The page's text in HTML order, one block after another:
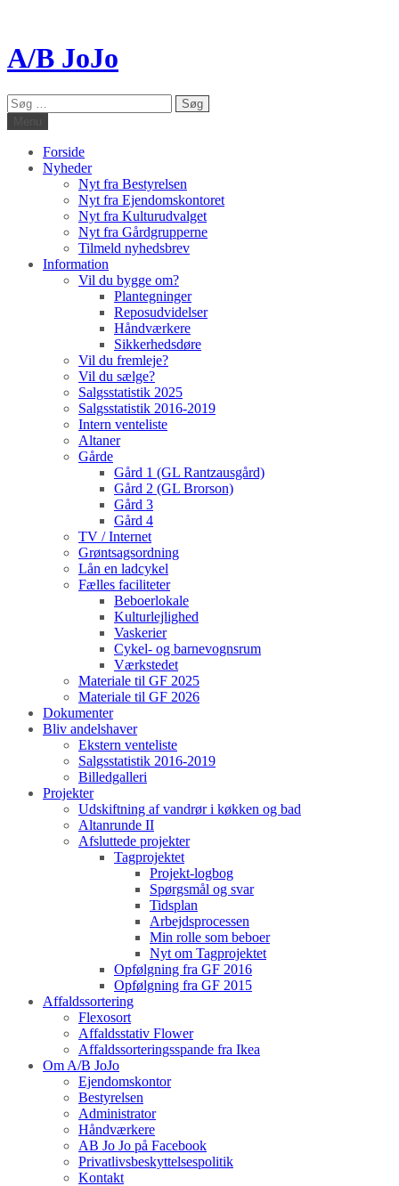
A/B JoJo
Søg
efter:
Forside
Nyheder
Nyt fra Bestyrelsen
Nyt fra Ejendomskontoret
Nyt fra Kulturudvalget
Nyt fra Gårdgrupperne
Tilmeld nyhedsbrev
Information
Vil du bygge om?
Plantegninger
Reposudvidelser
Håndværkere
Sikkerhedsdøre
Vil du fremleje?
Vil du sælge?
Salgsstatistik 2025
Salgsstatistik 2016-2019
Intern venteliste
Altaner
Gårde
Gård 1 (GL Rantzausgård)
Gård 2 (GL Brorson)
Gård 3
Gård 4
TV / Internet
Grøntsagsordning
Lån en ladcykel
Fælles faciliteter
Beboerlokale
Kulturlejlighed
Vaskerier
Cykel- og barnevognsrum
Værkstedet
Materiale til GF 2025
Materiale til GF 2026
Dokumenter
Bliv andelshaver
Ekstern venteliste
Salgsstatistik 2016-2019
Billedgalleri
Projekter
Udskiftning af vandrør i køkken og bad
Altanrunde II
Afsluttede projekter
Tagprojektet
Projekt-logbog
Spørgsmål og svar
Tidsplan
Arbejdsprocessen
Min rolle som beboer
Nyt om Tagprojektet
Opfølgning fra GF 2016
Opfølgning fra GF 2015
Affaldssortering
Flexosort
Affaldsstativ Flower
Affaldssorteringsspande fra Ikea
Om A/B JoJo
Ejendomskontor
Bestyrelsen
Administrator
Håndværkere
AB Jo Jo på Facebook
Privatlivsbeskyttelsespolitik
Kontakt